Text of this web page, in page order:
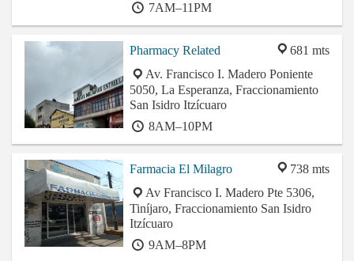
7AM–11PM
681 mts
Pharmacy Related
Av. Francisco I. Madero Poniente
5050, La Esperanza, Fraccionamiento
San Isidro Itzícuaro
8AM–10PM
738 mts
Farmacia El Milagro
Av Francisco I. Madero Pte 5306,
Tiníjaro, Fraccionamiento San Isidro
Itzícuaro
9AM–8PM